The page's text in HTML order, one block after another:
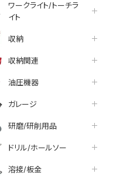
ワークライト/トーチラ
イト
収納
収納関連
油圧機器
ガレージ
研磨/研削用品
ドリル/ホールソー
溶接/板金